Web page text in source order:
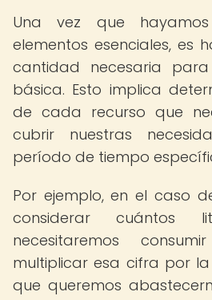
Una vez que
elementos esenciales, es
cantidad necesaria
básica. Esto implica
de cada recurso que
cubrir nuestras
período de tiempo
Por ejemplo, en el caso
considerar cuántos
necesitaremos
multiplicar esa cifra por
que queremos